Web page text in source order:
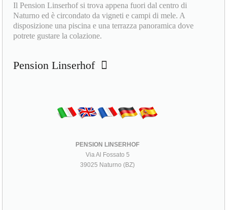
Il Pension Linserhof si trova appena fuori dal centro di
Naturno ed è circondato da vigneti e campi di mele. A
disposizione una piscina e una terrazza panoramica dove
potrete gustare la colazione.
Pension Linserhof
PENSION LINSERHOF
Via Al Fossato 5
39025 Naturno (BZ)